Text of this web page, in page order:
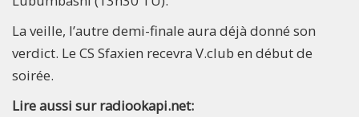
La veille, l’autre demi-finale aura déjà donné son
verdict. Le CS Sfaxien recevra V.club en début de
soirée.
Lire aussi sur radiookapi.net: